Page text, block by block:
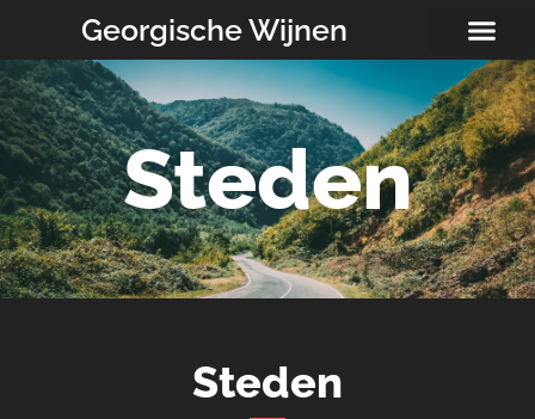
Georgische Wijnen
Steden
Steden